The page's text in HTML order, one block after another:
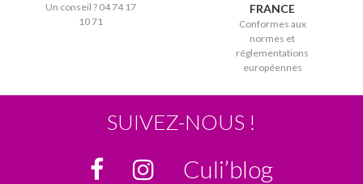
Un conseil ? 04 74 17
10 71
FRANCE
Conformes aux
normes et
réglementations
européennes
SUIVEZ-NOUS !
Culi’blog